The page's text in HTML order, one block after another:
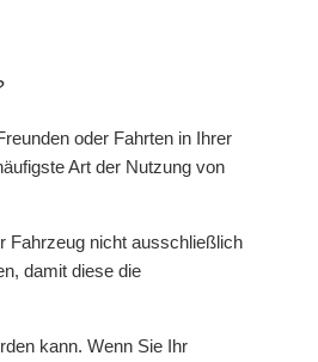
oder Fahrten in Ihrer
Art der Nutzung von
Fahrzeug nicht ausschließlich
damit diese die
kann. Wenn Sie Ihr